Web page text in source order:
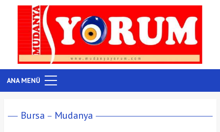
ANA MENÜ
Bursa Mudanya